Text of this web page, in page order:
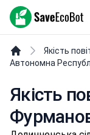
SaveEcoBot
Якість
Автономна
Якість